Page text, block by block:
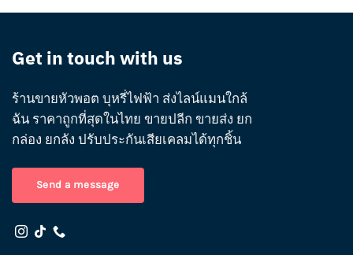
Get in touch with us
ร้านขายหัวพอต บุหรี่ไฟฟ้า ส่งไลน์แมนใกล้
ฉัน ราคาถูกที่สุดในไทย ขายปลีก ขายส่ง ยก
กล่อง ยกลัง ปรับประกันเสียเคลมได้ทุกชิ้น
Send a message